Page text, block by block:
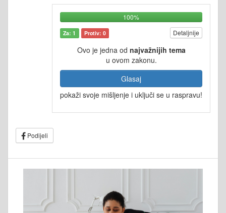
100%
Za: 1 Protiv: 0 Detaljnije
Ovo je jedna od najvažnijih tema
u ovom zakonu.
Glasaj
pokaži svoje mišljenje i uključi se u raspravu!
Podijeli